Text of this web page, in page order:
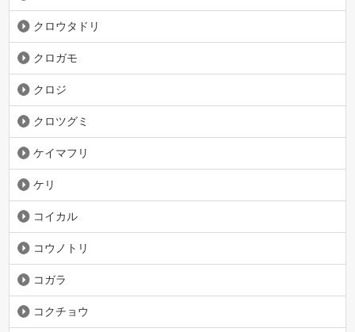
クロウタドリ
クロガモ
クロジ
クロツグミ
ケイマフリ
ケリ
コイカル
コウノトリ
コガラ
コクチョウ